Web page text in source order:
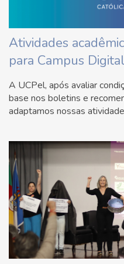
Atividades
para Campus
A UCPel, após avaliar
base nos boletins e
adaptamos nossas